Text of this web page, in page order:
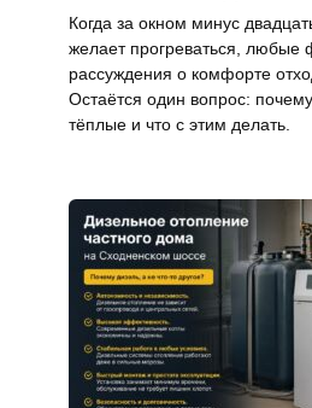
Когда за окном минус
желает прогреваться, любые
рассуждения о комфорте
Остаётся один вопрос:
тёплые и что с этим делать.